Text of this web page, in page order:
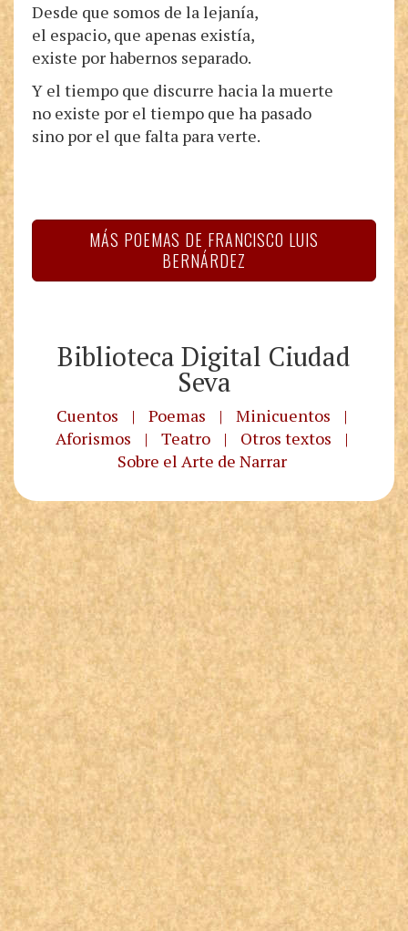
Desde que somos de la lejanía,
el espacio, que apenas existía,
existe por habernos separado.
Y el tiempo que discurre hacia la muerte
no existe por el tiempo que ha pasado
sino por el que falta para verte.
MÁS POEMAS DE FRANCISCO LUIS
BERNÁRDEZ
Biblioteca Digital Ciudad
Seva
Cuentos | Poemas | Minicuentos
|
Aforismos
| Teatro | Otros textos
|
Sobre el Arte de Narrar